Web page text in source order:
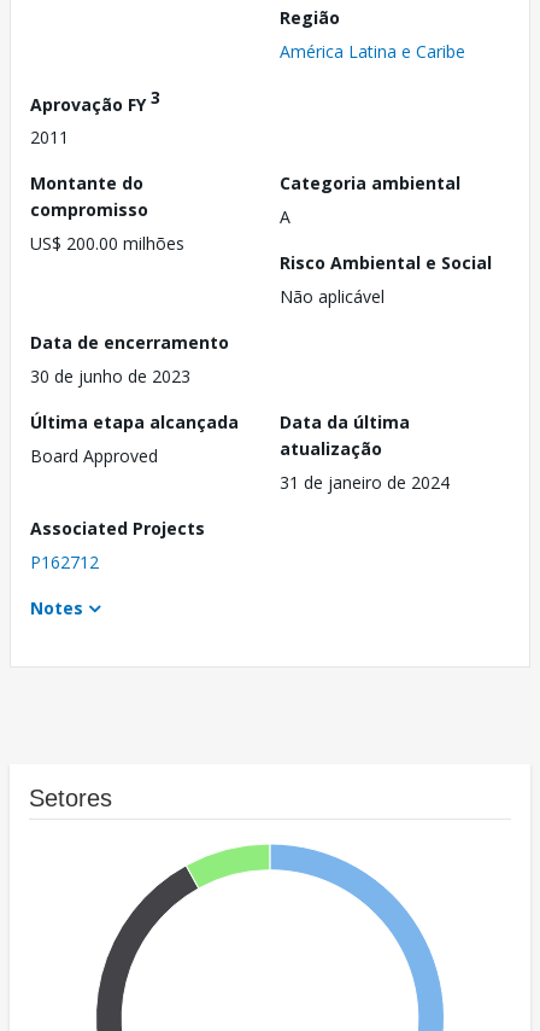
Região
América Latina e Caribe
Aprovação FY3
2011
Montante do
compromisso
US$ 200.00 milhões
Categoria ambiental
A
Risco Ambiental e Social
Não aplicável
Data de encerramento
30 de junho de 2023
Última etapa alcançada
Board Approved
Data da última
atualização
31 de janeiro de 2024
Associated Projects
P162712
Notes
Setores